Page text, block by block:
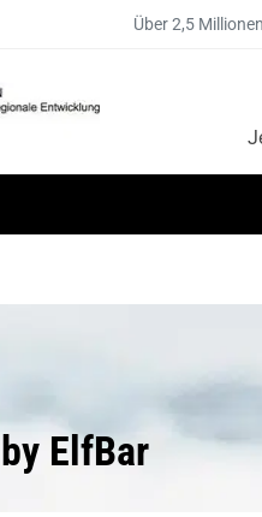
Über 2,5
ElfBar